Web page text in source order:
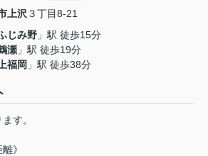
上沢３丁目8-21
じみ野 」駅 徒歩15分
瀬 」駅 徒歩19分
福岡 」駅 徒歩38分
す。
》